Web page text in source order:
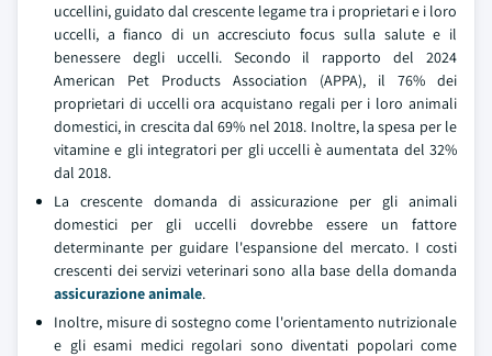
uccellini, guidato dal crescente legame tra i proprietari e i loro
uccelli, a fianco di un accresciuto focus sulla salute e il
benessere degli uccelli. Secondo il rapporto del 2024
American Pet Products Association (APPA), il 76% dei
proprietari di uccelli ora acquistano regali per i loro animali
domestici, in crescita dal 69% nel 2018. Inoltre, la spesa per le
vitamine e gli integratori per gli uccelli è aumentata del 32%
dal 2018.
La crescente domanda di assicurazione per gli animali
domestici per gli uccelli dovrebbe essere un fattore
determinante per guidare l'espansione del mercato. I costi
crescenti dei servizi veterinari sono alla base della domanda
assicurazione animale.
Inoltre, misure di sostegno come l'orientamento nutrizionale
e gli esami medici regolari sono diventati popolari come